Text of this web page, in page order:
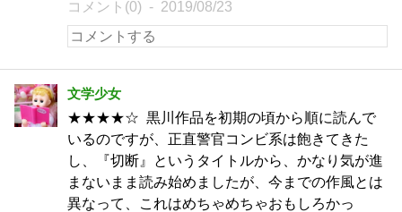
コメント(0) 2019/08/23
文学少女
★★★★☆ 黒川作品を初期の頃から順に読んで
いるのですが、正直警官コンビ系は飽きてきた
し、『切断』というタイトルから、かなり気が進
まないまま読み始めましたが、今までの作風とは
異なって、これはめちゃめちゃおもしろかっ